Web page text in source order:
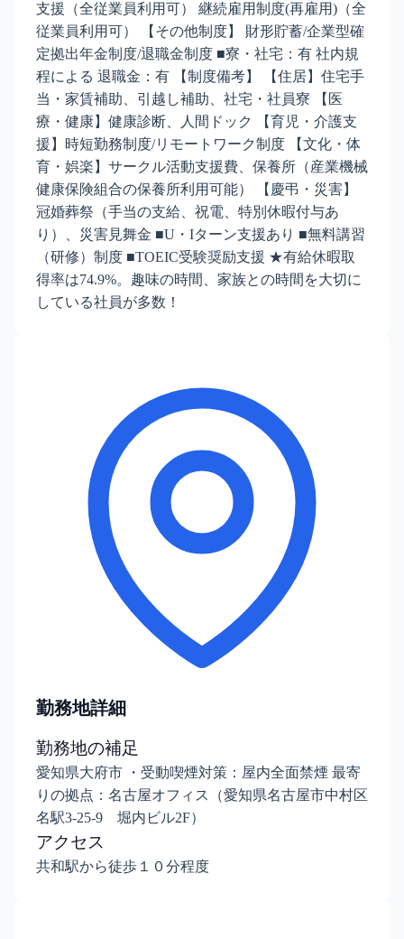
支援（全従業員利用可） 継続雇用制度(再雇用)（全
従業員利用可） 【その他制度】 財形貯蓄/企業型確
定拠出年金制度/退職金制度 ■寮・社宅：有 社内規
程による 退職金：有 【制度備考】 【住居】住宅手
当・家賃補助、引越し補助、社宅・社員寮 【医
療・健康】健康診断、人間ドック 【育児・介護支
援】時短勤務制度/リモートワーク制度 【文化・体
育・娯楽】サークル活動支援費、保養所（産業機械
健康保険組合の保養所利用可能） 【慶弔・災害】
冠婚葬祭（手当の支給、祝電、特別休暇付与あ
り）、災害見舞金 ■U・Iターン支援あり ■無料講習
（研修）制度 ■TOEIC受験奨励支援 ★有給休暇取
得率は74.9%。趣味の時間、家族との時間を大切に
している社員が多数！
勤務地詳細
勤務地の補足
愛知県大府市 ・受動喫煙対策：屋内全面禁煙 最寄
りの拠点：名古屋オフィス（愛知県名古屋市中村区
名駅3-25-9 堀内ビル2F）
アクセス
共和駅から徒歩１０分程度